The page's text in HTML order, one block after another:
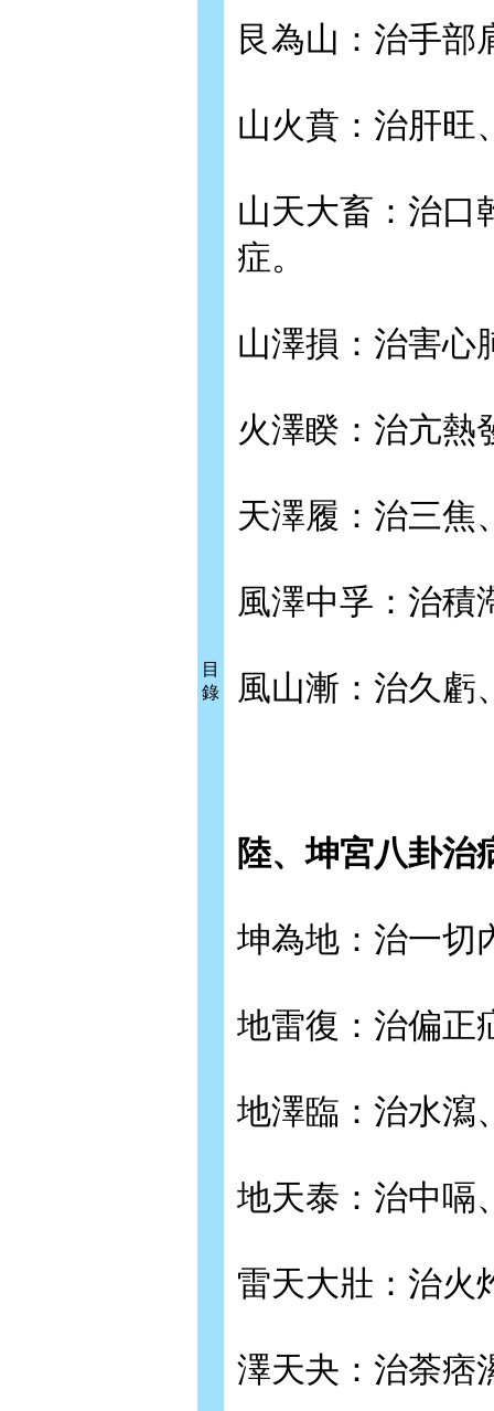
目
錄
艮為山：治手部
山火賁：治肝旺
山天大畜：治口
症。
山澤損：治害心
火澤睽：治亢熱
天澤履：治三焦
風澤中孚：治積
風山漸：治久虧
陸、坤宮八卦
坤為地：治一切
地雷復：治偏正
地澤臨：治水瀉
地天泰：治中嗝
雷天大壯：治火
澤天夬：治荼痞